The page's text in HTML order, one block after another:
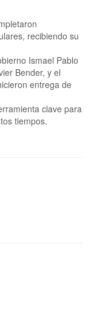
recibiendo su
Ismael Pablo
Bender, y el
entrega de
clave para
tiempos.